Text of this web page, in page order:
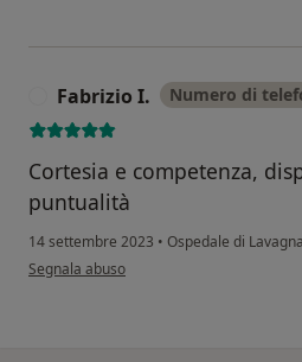
Fabrizio I. Numero di
Cortesia e competenza,
puntualità
14 settembre 2023 • Ospedale di Lavagna
secondo l'opinione dell'utente Fabrizio I.
Segnala abuso